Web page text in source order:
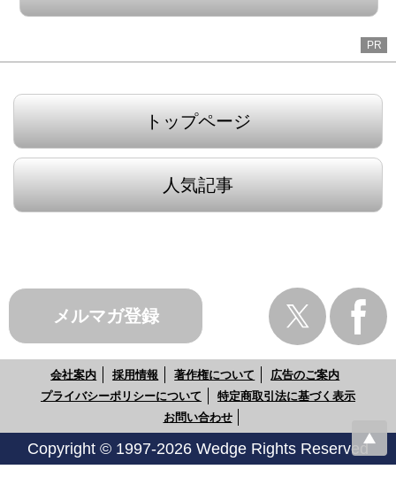
PR
トップページ
人気記事
メルマガ登録
会社案内 採用情報 著作権について
広告のご案内
プライバシーポリシーについて
特定商取引法に基づく表示
お問い合わせ
Copyright © 1997-2026 Wedge Rights Reserved